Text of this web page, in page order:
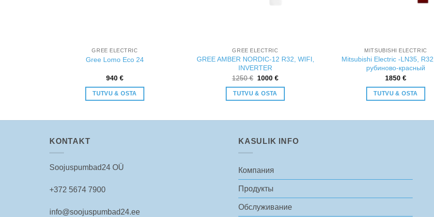
GREE ELECTRIC
Gree Lomo Eco 24
940 €
TUTVU & OSTA
GREE ELECTRIC
GREE AMBER NORDIC-12 R32, WIFI,
INVERTER
1250€ Первоначальная
составляла
1250 €.
1000€Текущая
TUTVU & OSTA
MITSUBISHI ELECTRIC
Mitsubishi Electric -LN35,
рубиново-красный
1850 €
TUTVU & OSTA
KONTAKT
Soojuspumbad24 OÜ
+372 5674 7900
info@soojuspumbad24.ee
KASULIK INFO
Компания
Продукты
Обслуживание